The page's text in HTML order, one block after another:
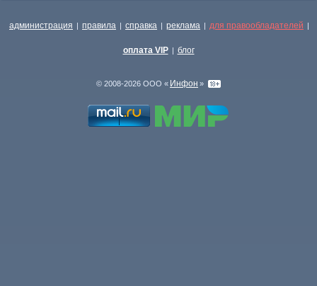
администрация | правила | справка | реклама | для правообладателей |
оплата VIP | блог
© 2008-2026 ООО « Инфон »